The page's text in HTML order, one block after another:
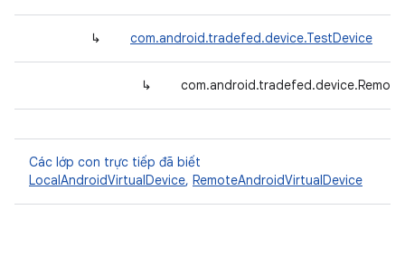
↳ com.android.tradefed.device.TestDevice
↳
Các lớp con trực tiếp đã biết
LocalAndroidVirtualDevice, RemoteAndroidVirtualDevice